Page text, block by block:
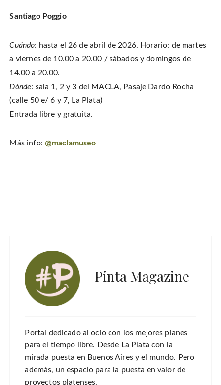
Santiago Poggio
Cuándo: hasta el 26 de abril de 2026. Horario: de martes
a viernes de 10.00 a 20.00 / sábados y domingos de
14.00 a 20.00.
Dónde: sala 1, 2 y 3 del MACLA, Pasaje Dardo Rocha
(calle 50 e/ 6 y 7, La Plata)
Entrada libre y gratuita.
Más info: @maclamuseo
Pinta Magazine
Portal dedicado al ocio con los mejores planes
para el tiempo libre. Desde La Plata con la
mirada puesta en Buenos Aires y el mundo. Pero
además, un espacio para la puesta en valor de
proyectos platenses.